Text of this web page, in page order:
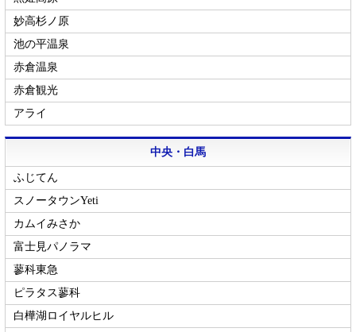
妙高杉ノ原
池の平温泉
赤倉温泉
赤倉観光
アライ
中央・白馬
ふじてん
スノータウンYeti
カムイみさか
富士見パノラマ
蓼科東急
ピラタス蓼科
白樺湖ロイヤルヒル